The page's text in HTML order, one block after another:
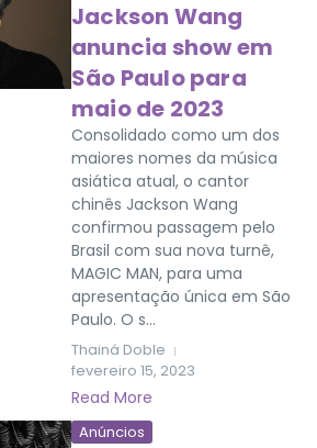
Jackson Wang
anuncia show em
São Paulo para
maio de 2023
Consolidado como um dos
maiores nomes da música
asiática atual, o cantor
chinês Jackson Wang
confirmou passagem pelo
Brasil com sua nova turnê,
MAGIC MAN, para uma
apresentação única em São
Paulo. O s...
Thainá Doble
fevereiro 15, 2023
Read More
Anúncios